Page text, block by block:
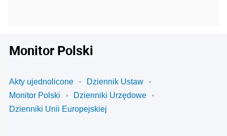
Monitor Polski
Akty ujednolicone
Dziennik Ustaw
Monitor Polski
Dzienniki Urzędowe
Dzienniki Unii Europejskiej